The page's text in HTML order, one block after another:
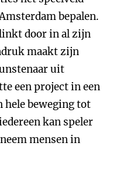
bepalen.
door in al zijn
maakt zijn
uit
een project in een
beweging tot
kan speler
mensen in